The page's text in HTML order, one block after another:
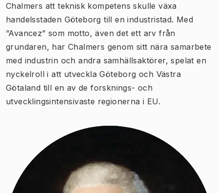
Chalmers att teknisk kompetens skulle växa
handelsstaden Göteborg till en industristad. Med
”Avancez” som motto, även det ett arv från
grundaren, har Chalmers genom sitt nära samarbete
med industrin och andra samhällsaktörer, spelat en
nyckelroll i att utveckla Göteborg och Västra
Götaland till en av de forsknings- och
utvecklingsintensivaste regionerna i EU.